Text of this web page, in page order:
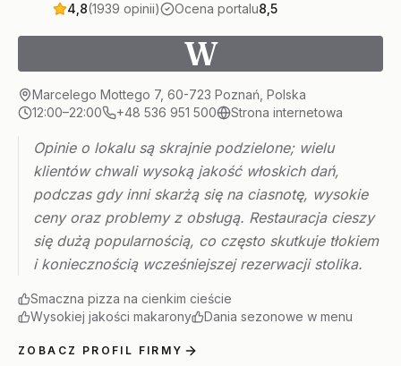
4,8(1939 opinii) Ocena portalu8,5
W
Marcelego Mottego 7, 60-723 Poznań, Polska
12:00–22:00
+48 536 951 500 Strona internetowa
Opinie o lokalu są skrajnie podzielone; wielu
klientów chwali wysoką jakość włoskich dań,
podczas gdy inni skarżą się na ciasnotę, wysokie
ceny oraz problemy z obsługą. Restauracja cieszy
się dużą popularnością, co często skutkuje tłokiem
i koniecznością wcześniejszej rezerwacji stolika.
Smaczna pizza na cienkim cieście
Wysokiej jakości makarony
Dania sezonowe w menu
ZOBACZ PROFIL FIRMY